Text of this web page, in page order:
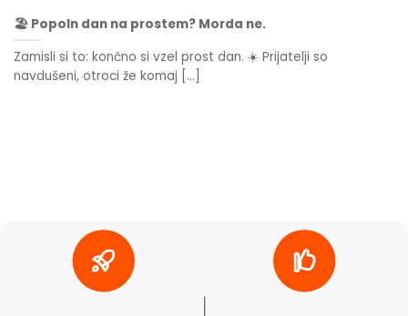
🏖️ Popoln dan na prostem? Morda ne.
Zamisli si to: končno si vzel prost dan. ☀️ Prijatelji so
navdušeni, otroci že komaj [...]